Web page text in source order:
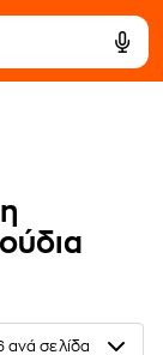
ανά σελίδα